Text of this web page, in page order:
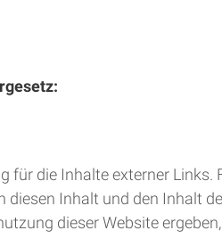
die Inhalte externer
Inhalt und den Inhalt
dieser Website